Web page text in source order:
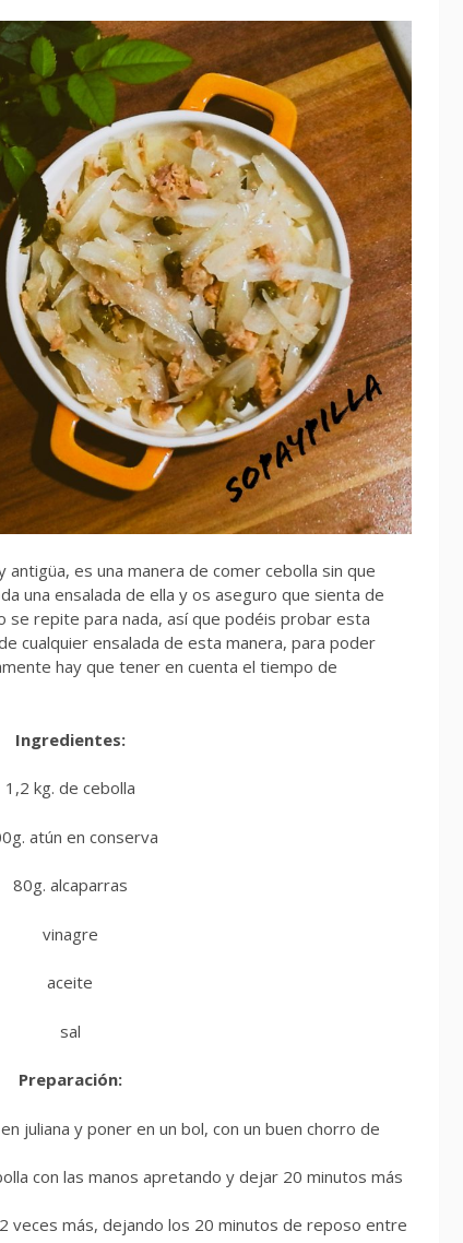
antigüa, es una manera de comer cebolla sin que
una ensalada de ella y os aseguro que sienta de
se repite para nada, así que podéis probar esta
cualquier ensalada de esta manera, para poder
hay que tener en cuenta el tiempo de
Ingredientes:
1,2 kg. de cebolla
atún en conserva
80g. alcaparras
vinagre
aceite
sal
Preparación:
juliana y poner en un bol, con un buen chorro de
con las manos apretando y dejar 20 minutos más
veces más, dejando los 20 minutos de reposo entre